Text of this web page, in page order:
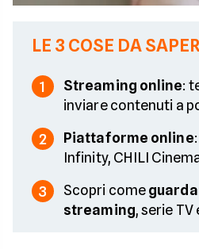
LE 3 COSE DA
1 Streaming online:
inviare contenuti a
2 Piattaforme online
Infinity, CHILI
3 Scopri come
streaming, serie